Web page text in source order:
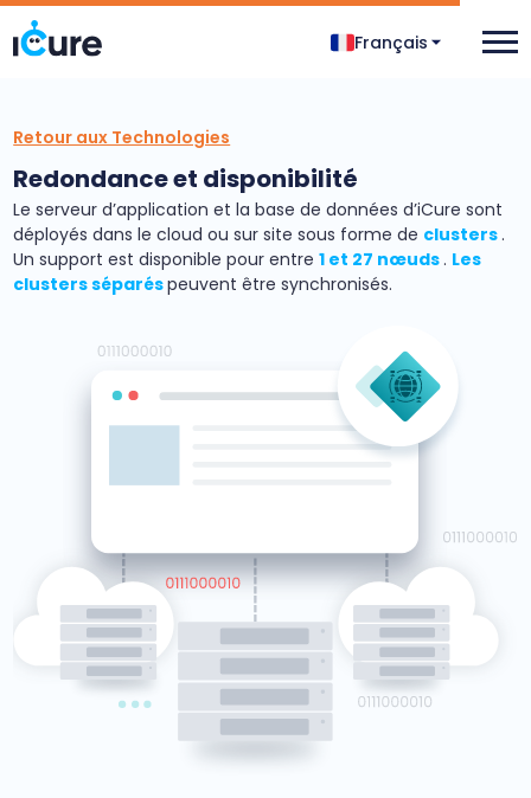
Français
Retour aux Technologies
Redondance et disponibilité
Le serveur d’application et la base de données d’iCure sont
déployés dans le cloud ou sur site sous forme de clusters .
Un support est disponible pour entre1 et 27 nœuds . Les
clusters séparéspeuvent être synchronisés.